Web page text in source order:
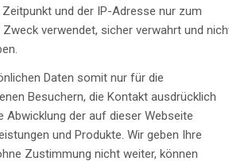
und der IP-Adresse nur zum
verwendet, sicher verwahrt und
Daten somit nur für die
Besuchern, die Kontakt ausdrücklich
Abwicklung der auf dieser Webseite
und Produkte. Wir geben Ihre
Zustimmung nicht weiter, können